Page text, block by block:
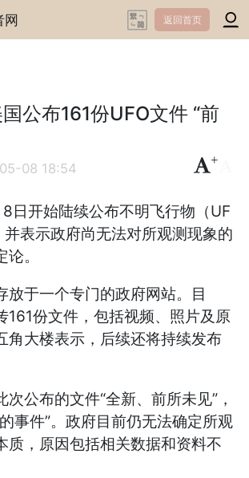
网 返回首页
公布161份UFO文件 “前
08 18:54
+
日开始陆续公布不明飞行物（UF
并表示政府尚无法对所观测现象的
。
放于一个专门的政府网站。目
161份文件，包括视频、照片及原
角大楼表示，后续还将持续发布
公布的文件“全新、前所未见”，
事件”。政府目前仍无法确定所观
质，原因包括相关数据和资料不